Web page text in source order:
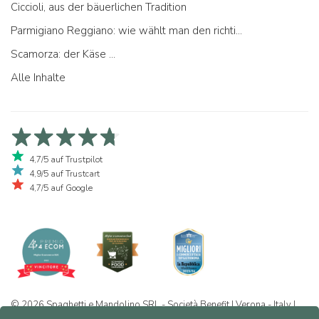
Ciccioli, aus der bäuerlichen Tradition
Parmigiano Reggiano: wie wählt man den richtigen aus
Scamorza: der Käse ...
Alle Inhalte
4,7/5 auf Trustpilot
4,9/5 auf Trustcart
4,7/5 auf Google
© 2026 Spaghetti e Mandolino SRL - Società Benefit | Verona - Italy |